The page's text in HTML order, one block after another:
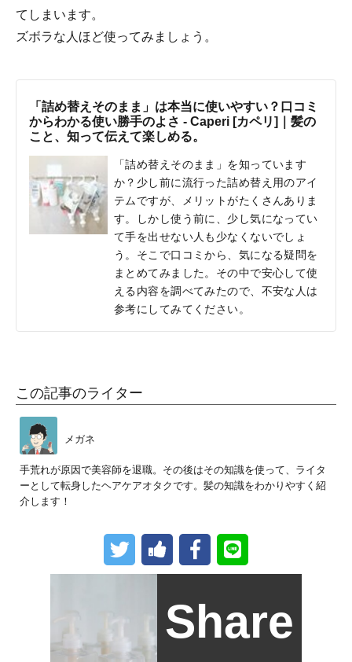
てしまいます。
ズボラな人ほど使ってみましょう。
「詰め替えそのまま」は本当に使いやすい？口コミ
からわかる使い勝手のよさ - Caperi [カペリ]｜髪の
こと、知って伝えて楽しめる。
「詰め替えそのまま」を知っています
か？少し前に流行った詰め替え用のアイ
テムですが、メリットがたくさんありま
す。しかし使う前に、少し気になってい
て手を出せない人も少なくないでしょ
う。そこで口コミから、気になる疑問を
まとめてみました。その中で安心して使
える内容を調べてみたので、不安な人は
参考にしてみてください。
この記事のライター
メガネ
手荒れが原因で美容師を退職。その後はその知識を使って、ライタ
ーとして転身したヘアケアオタクです。髪の知識をわかりやすく紹
介します！
Share